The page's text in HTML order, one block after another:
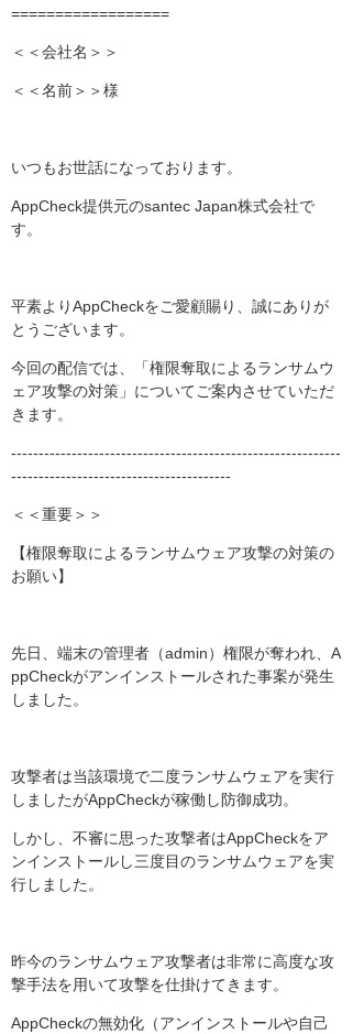
==================
＜＜会社名＞＞
＜＜名前＞＞様
いつもお世話になっております。
AppCheck提供元のsantec Japan株式会社で
す。
平素よりAppCheckをご愛顧賜り、誠にありが
とうございます。
今回の配信では、「権限奪取によるランサムウ
ェア攻撃の対策」についてご案内させていただ
きます。
------------------------------------------------------------
----------------------------------------
＜＜重要＞＞
【権限奪取によるランサムウェア攻撃の対策の
お願い】
先日、端末の管理者（admin）権限が奪われ、A
ppCheckがアンインストールされた事案が発生
しました。
攻撃者は当該環境で二度ランサムウェアを実行
しましたがAppCheckが稼働し防御成功。
しかし、不審に思った攻撃者はAppCheckをア
ンインストールし三度目のランサムウェアを実
行しました。
昨今のランサムウェア攻撃者は非常に高度な攻
撃手法を用いて攻撃を仕掛けてきます。
AppCheckの無効化（アンインストールや自己